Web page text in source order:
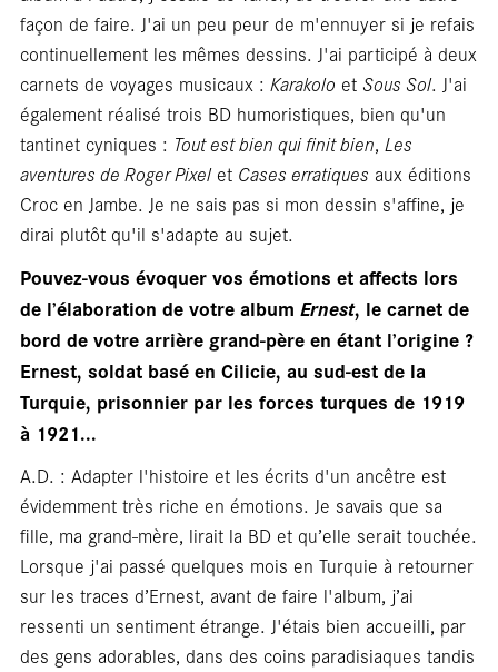
façon de faire. J'ai un peu peur de m'ennuyer si je refais
continuellement les mêmes dessins. J'ai participé à deux
carnets de voyages musicaux : Karakolo et Sous Sol. J'ai
également réalisé trois BD humoristiques, bien qu'un
tantinet cyniques : Tout est bien qui finit bien, Les
aventures de Roger Pixelet Cases erratiques aux éditions
Croc en Jambe. Je ne sais pas si mon dessin s'affine, je
dirai plutôt qu'il s'adapte au sujet.
Pouvez-vous évoquer vos émotions et affects lors
de l’élaboration de votre album Ernest, le carnet de
bord de votre arrière grand-père en étant l’origine ?
Ernest, soldat basé en Cilicie, au sud-est de la
Turquie, prisonnier par les forces turques de 1919
à 1921...
A.D. : Adapter l'histoire et les écrits d'un ancêtre est
évidemment très riche en émotions. Je savais que sa
fille, ma grand-mère, lirait la BD et qu’elle serait touchée.
Lorsque j'ai passé quelques mois en Turquie à retourner
sur les traces d’Ernest, avant de faire l'album, j’ai
ressenti un sentiment étrange. J'étais bien accueilli, par
des gens adorables, dans des coins paradisiaques tandis